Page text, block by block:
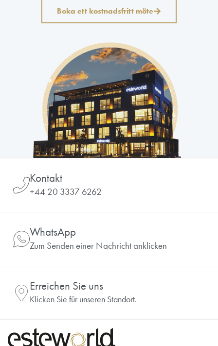
Boka ett kostnadsfritt möte
Kontakt
+44 20 3337 6262
WhatsApp
Zum Senden einer Nachricht anklicken
Erreichen Sie uns
Klicken Sie für unseren Standort.